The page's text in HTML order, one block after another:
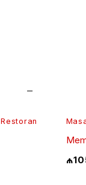
Restoran
₼